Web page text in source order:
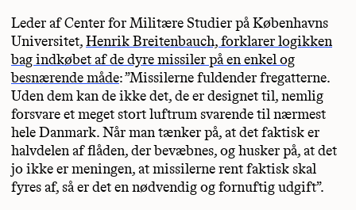
Leder af Center for Militære Studier på Københavns
Universitet,Henrik Breitenbauch, forklarer logikken
bag indkøbet af de dyre missiler på en enkel og
besnærende måde: ”Missilerne fuldender fregatterne.
Uden dem kan de ikke det, de er designet til, nemlig
forsvare et meget stort luftrum svarende til nærmest
hele Danmark. Når man tænker på, at det faktisk er
halvdelen af flåden, der bevæbnes, og husker på, at det
jo ikke er meningen, at missilerne rent faktisk skal
fyres af, så er det en nødvendig og fornuftig udgift”.